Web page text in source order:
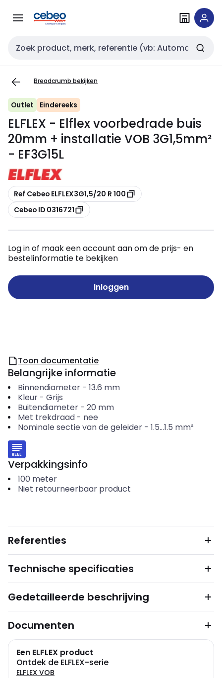
naar
naar
Zoekveld invoer
Breadcrumb bekijken
Outlet Eindereeks
ELFLEX - Elflex voorbedrade buis
20mm + installatie VOB 3G1,5mm²
- EF3G15L
Kopiëren
Ref Cebeo ELFLEX3G1,5/20 R 100
Kopiëren
Cebeo ID 0316721
Log in of maak een account aan om de prijs- en
bestelinformatie te bekijken
Inloggen
Toon documentatie
Belangrijke informatie
Binnendiameter- 13.6 mm
Kleur- Grijs
Buitendiameter- 20 mm
Met trekdraad- nee
Nominale sectie van de geleider- 1.5...1.5 mm²
Verpakkingsinfo
100 meter
Niet retourneerbaar product
Referenties
Technische specificaties
Gedetailleerde beschrijving
Documenten
Een ELFLEX product
Ontdek de ELFLEX-serie
ELFLEX VOB